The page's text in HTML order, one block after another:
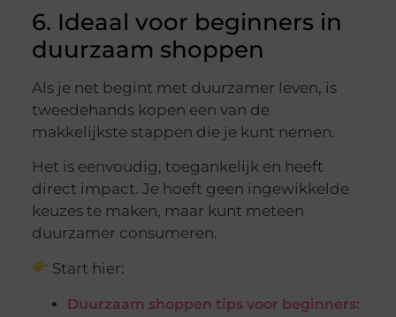
6. Ideaal voor beginners in
duurzaam shoppen
Als je net begint met duurzamer leven, is
tweedehands kopen een van de
makkelijkste stappen die je kunt nemen.
Het is eenvoudig, toegankelijk en heeft
direct impact. Je hoeft geen ingewikkelde
keuzes te maken, maar kunt meteen
duurzamer consumeren.
Start hier:
Duurzaam shoppen tips voor beginners: